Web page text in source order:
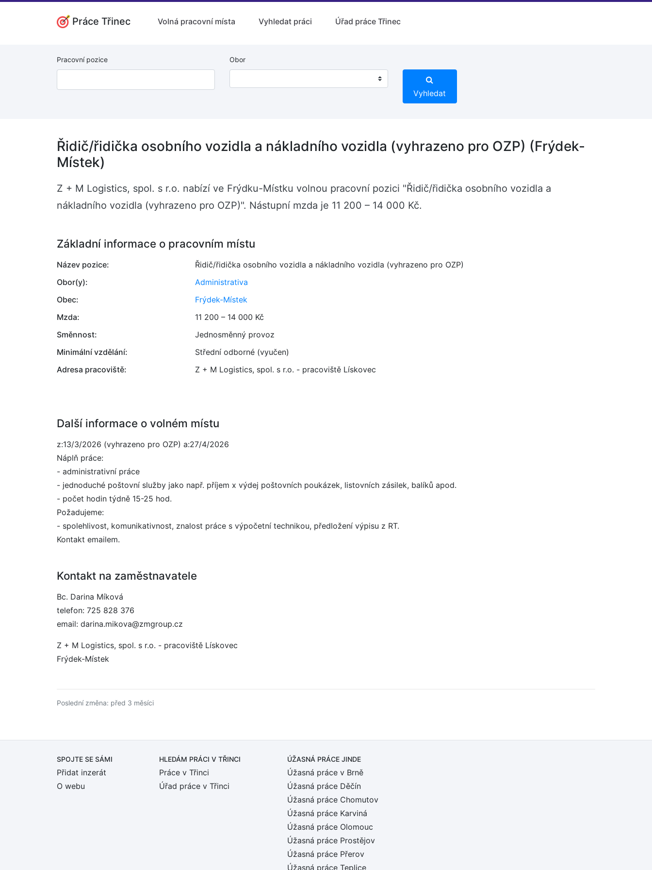
Práce Třinec Volná pracovní místa Vyhledat práci Úřad práce Třinec
Pracovní pozice Obor
Vyhledat
Řidič/řidička osobního vozidla a nákladního vozidla (vyhrazeno pro OZP) (Frýdek-
Místek)
Z + M Logistics, spol. s r.o. nabízí ve Frýdku-Místku volnou pracovní pozici "Řidič/řidička osobního vozidla a
nákladního vozidla (vyhrazeno pro OZP)". Nástupní mzda je 11 200 – 14 000 Kč.
Základní informace o pracovním místu
Název pozice:
Řidič/řidička osobního vozidla a nákladního vozidla (vyhrazeno pro OZP)
Obor(y):
Administrativa
Obec:
Frýdek-Místek
Mzda:
11 200 – 14 000 Kč
Směnnost:
Jednosměnný provoz
Minimální vzdělání:
Střední odborné (vyučen)
Adresa pracoviště:
Z + M Logistics, spol. s r.o. - pracoviště Lískovec
Další informace o volném místu
z:13/3/2026 (vyhrazeno pro OZP) a:27/4/2026
Náplň práce:
- administrativní práce
- jednoduché poštovní služby jako např. příjem x výdej poštovních poukázek, listovních zásilek, balíků apod.
- počet hodin týdně 15-25 hod.
Požadujeme:
- spolehlivost, komunikativnost, znalost práce s výpočetní technikou, předložení výpisu z RT.
Kontakt emailem.
Kontakt na zaměstnavatele
Bc. Darina Míková
telefon: 725 828 376
email: darina.mikova@zmgroup.cz
Z + M Logistics, spol. s r.o. - pracoviště Lískovec
Frýdek-Místek
Poslední změna: před 3 měsíci
SPOJTE SE SÁMI
Přidat inzerát
O webu
HLEDÁM PRÁCI V TŘINCI
Práce v Třinci
Úřad práce v Třinci
ÚŽASNÁ PRÁCE JINDE
Úžasná práce v Brně
Úžasná práce Děčín
Úžasná práce Chomutov
Úžasná práce Karviná
Úžasná práce Olomouc
Úžasná práce Prostějov
Úžasná práce Přerov
Úžasná práce Teplice